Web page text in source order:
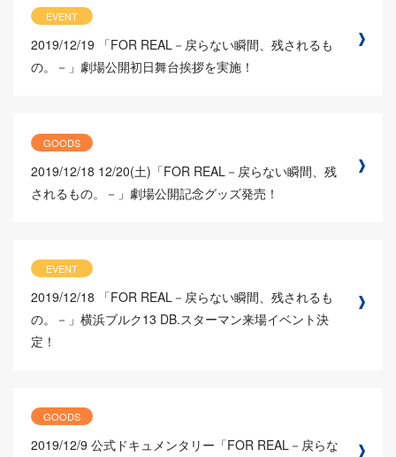
EVENT
2019/12/19
「FOR REAL－戻らない瞬間、残されるも
の。－」劇場公開初日舞台挨拶を実施！
GOODS
2019/12/18 12/20(土)「FOR REAL－戻らない瞬間、残
されるもの。－」劇場公開記念グッズ発売！
EVENT
2019/12/18
「FOR REAL－戻らない瞬間、残されるも
の。－」横浜ブルク13 DB.スターマン来場イベント決
定！
GOODS
2019/12/9 公式ドキュメンタリー「FOR REAL－戻らな